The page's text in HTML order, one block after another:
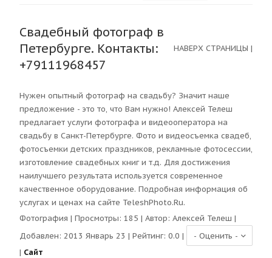
Свадебный фотограф в
Петербурге. Контакты:
+79111968457
НАВЕРХ СТРАНИЦЫ |
Нужен опытный фотограф на свадьбу? Значит наше
предложение - это то, что Вам нужно! Алексей Телеш
предлагает услуги фотографа и видеооператора на
свадьбу в Санкт-Петербурге. Фото и видеосъемка свадеб,
фотосъемки детских праздников, рекламные фотосессии,
изготовление свадебных книг и т.д. Для достижения
наилучшего результата используется современное
качественное оборудование. Подробная информация об
услугах и ценах на сайте TeleshPhoto.Ru.
Фотография | Просмотры: 185 | Автор: Алексей Телеш |
Добавлен: 2013 Январь 23 | Рейтинг: 0.0 |
| Сайт